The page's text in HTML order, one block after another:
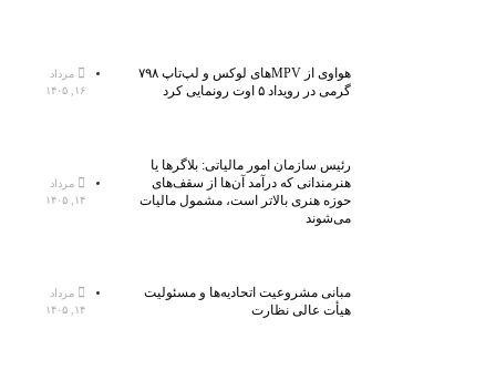
هواوی از MPVهای لوکس و لپ‌تاپ ۷۹۸
گرمی در رویداد ۵ اوت رونمایی کرد
مرداد
۱۶, ۱۴۰۵
رئیس سازمان امور مالیاتی: بلاگر‌ها یا
هنرمندانی که درآمد آن‌ها از سقف‌های
حوزه هنری بالاتر است، مشمول مالیات
می‌شوند
مرداد
۱۴, ۱۴۰۵
مبانی مشروعیت اتحادیه‌ها و مسئولیت
هیأت عالی نظارت
مرداد
۱۴, ۱۴۰۵